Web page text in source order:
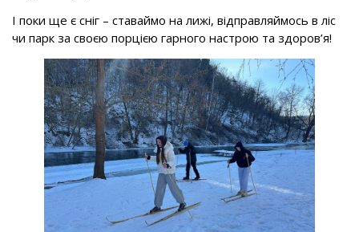
І поки ще є сніг – ставаймо на лижі, відправляймось в ліс
чи парк за своєю порцією гарного настрою та здоров’я!